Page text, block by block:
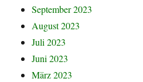
September 2023
August 2023
Juli 2023
Juni 2023
März 2023